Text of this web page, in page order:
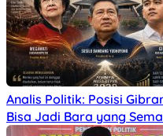
Analis Politik: Posisi
Bisa Jadi Bara yang